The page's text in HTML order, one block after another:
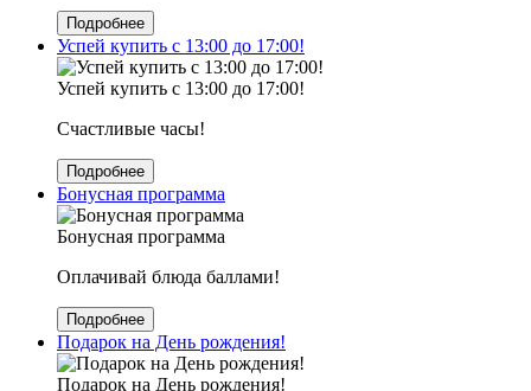
Подробнее
Успей купить с 13:00 до 17:00!
Успей купить с 13:00 до 17:00!
Счастливые часы!
Подробнее
Бонусная программа
Бонусная программа
Оплачивай блюда баллами!
Подробнее
Подарок на День рождения!
Подарок на День рождения!